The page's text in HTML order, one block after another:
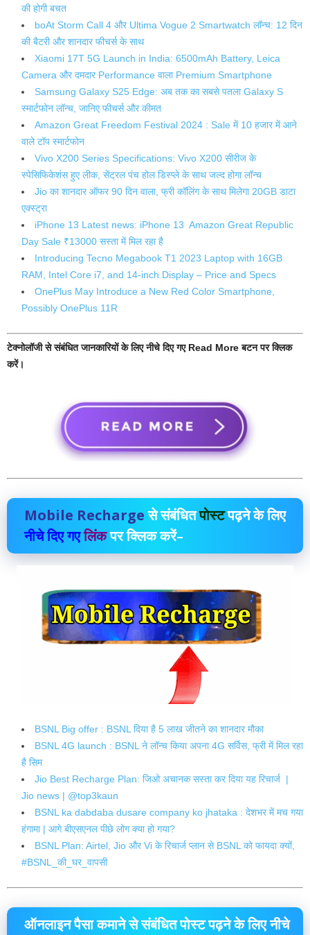
की होगी बचत
boAt Storm Call 4 और Ultima Vogue 2 Smartwatch लॉन्च: 12 दिन
की बैटरी और शानदार फीचर्स के साथ
Xiaomi 17T 5G Launch in India: 6500mAh Battery, Leica
Camera और दमदार Performance वाला Premium Smartphone
Samsung Galaxy S25 Edge: अब तक का सबसे पतला Galaxy S
स्मार्टफोन लॉन्च, जानिए फीचर्स और कीमत
Amazon Great Freedom Festival 2024 : Sale में 10 हजार में आने
वाले टॉप स्मार्टफोन
Vivo X200 Series Specifications: Vivo X200 सीरीज के
स्पेसिफिकेशंस हुए लीक, सेंट्रल पंच होल डिस्प्ले के साथ जल्द होगा लॉन्च
Jio का शानदार ऑफर 90 दिन वाला, फ्री कॉलिंग के साथ मिलेगा 20GB डाटा
एक्स्ट्रा
iPhone 13 Latest news: iPhone 13 Amazon Great Republic
Day Sale ₹13000 सस्ता में मिल रहा है
Introducing Tecno Megabook T1 2023 Laptop with 16GB
RAM, Intel Core i7, and 14-inch Display – Price and Specs
OnePlus May Introduce a New Red Color Smartphone,
Possibly OnePlus 11R
टेक्नोलॉजी से संबंधित जानकारियों के लिए नीचे दिए गए Read More बटन पर क्लिक
करें।
Mobile Rechargeसे संबंधितपोस्टपढ़ने के लिए
नीचे दिए गएलिंकपर क्लिक करें–
BSNL Big offer : BSNL दिया है 5 लाख जीतने का शानदार मौका
BSNL 4G launch : BSNL ने लॉन्च किया अपना 4G सर्विस, फ्री में मिल रहा
है सिम
Jio Best Recharge Plan: जिओ अचानक सस्ता कर दिया यह रिचार्ज |
Jio news | @top3kaun
BSNL ka dabdaba dusare company ko jhataka : देशभर में मच गया
हंगामा | आगे बीएसएनल पीछे लोग क्या हो गया?
BSNL Plan: Airtel, Jio और Vi के रिचार्ज प्लान से BSNL को फायदा क्यों,
#BSNL_की_घर_वापसी
ऑनलाइन पैसा कमाने से संबंधित पोस्ट पढ़ने के लिए नीचे